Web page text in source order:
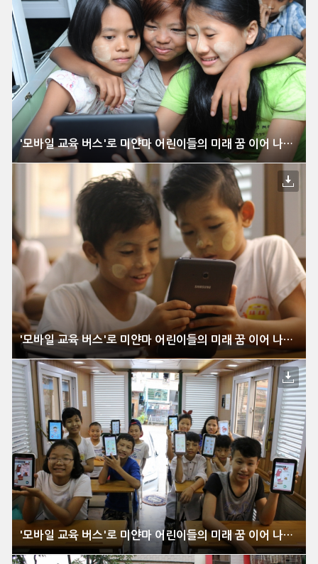
'모바일 교육 버스'로 미얀마 어린이들의 미래 꿈 이어 나간다
'모바일 교육 버스'로 미얀마 어린이들의 미래 꿈 이어 나간다
'모바일 교육 버스'로 미얀마 어린이들의 미래 꿈 이어 나간다